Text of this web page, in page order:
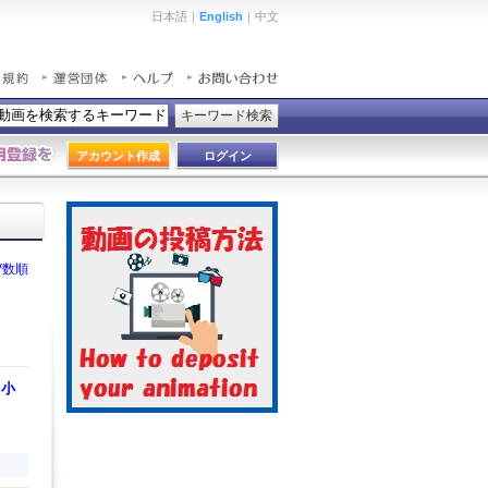
日本語｜ English ｜中文
キーワード検索
アカウント作成 ログイン
順